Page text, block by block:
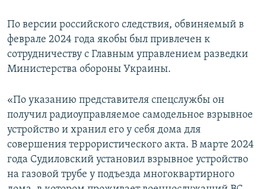
По версии российского следствия, обвиняемый в
феврале 2024 года якобы был привлечен к
сотрудничеству с Главным управлением разведки
Министерства обороны Украины.
«По указанию представителя спецслужбы он
получил радиоуправляемое самодельное взрывное
устройство и хранил его у себя дома для
совершения террористического акта. В марте 2024
года Судиловский установил взрывное устройство
на газовой трубе у подъезда многоквартирного